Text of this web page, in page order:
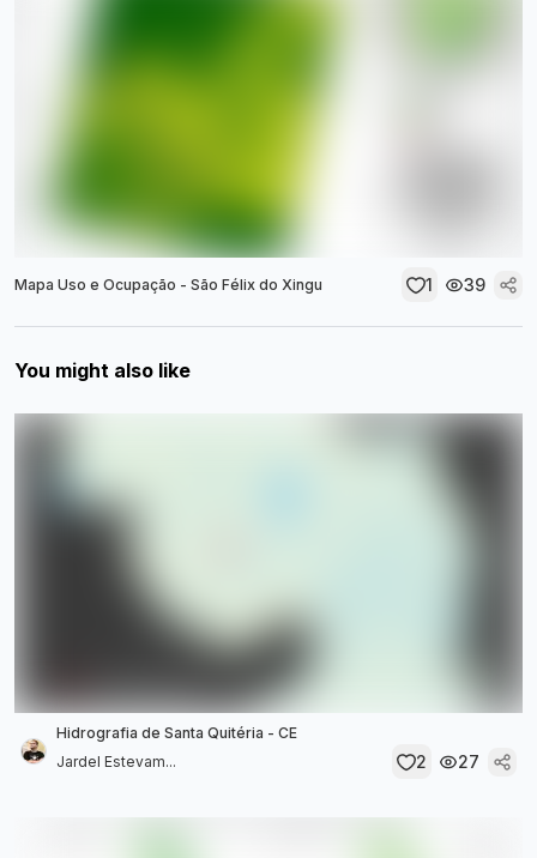
Mapa Uso e Ocupação - São Félix do Xingu 1 39
You might also like
Hidrografia de Santa Quitéria - CE
Jardel Estevam...
2 27